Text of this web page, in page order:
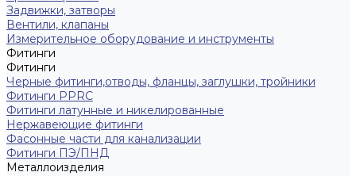
Задвижки, затворы
Вентили, клапаны
Измерительное оборудование и инструменты
Фитинги
Фитинги
Черные фитинги,отводы, фланцы, заглушки, тройники
Фитинги PPRC
Фитинги латунные и никелированные
Нержавеющие фитинги
Фасонные части для канализации
Фитинги ПЭ/ПНД
Металлоизделия